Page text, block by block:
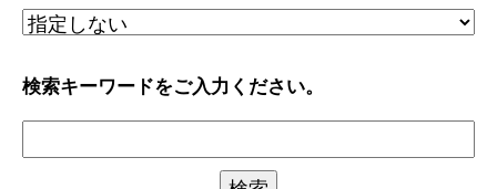
検索キーワードをご入力ください。